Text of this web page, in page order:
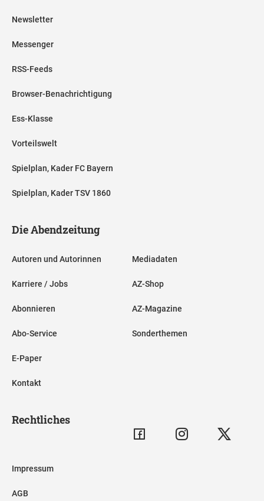
Newsletter
Messenger
RSS-Feeds
Browser-Benachrichtigung
Ess-Klasse
Vorteilswelt
Spielplan, Kader FC Bayern
Spielplan, Kader TSV 1860
Die Abendzeitung
Autoren und Autorinnen
Karriere / Jobs
Abonnieren
Abo-Service
E-Paper
Kontakt
Mediadaten
AZ-Shop
AZ-Magazine
Sonderthemen
Rechtliches
Impressum
AGB